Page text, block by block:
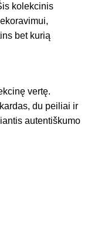
kolekcinis
bet kurią
vertę.
du peiliai ir
autentiškumo